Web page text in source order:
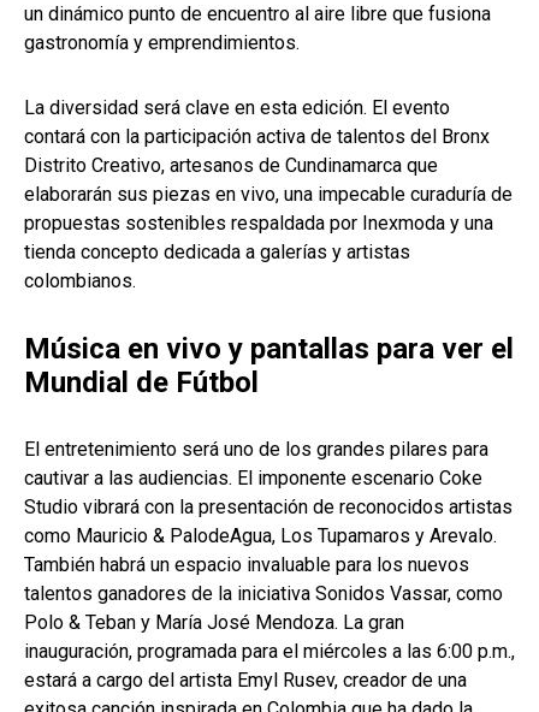
un dinámico punto de encuentro al aire libre que fusiona
gastronomía y emprendimientos.
La diversidad será clave en esta edición. El evento
contará con la participación activa de talentos del Bronx
Distrito Creativo, artesanos de Cundinamarca que
elaborarán sus piezas en vivo, una impecable curaduría de
propuestas sostenibles respaldada por Inexmoda y una
tienda concepto dedicada a galerías y artistas
colombianos.
Música en vivo y pantallas para ver el
Mundial de Fútbol
El entretenimiento será uno de los grandes pilares para
cautivar a las audiencias. El imponente escenario Coke
Studio vibrará con la presentación de reconocidos artistas
como Mauricio & PalodeAgua, Los Tupamaros y Arevalo.
También habrá un espacio invaluable para los nuevos
talentos ganadores de la iniciativa Sonidos Vassar, como
Polo & Teban y María José Mendoza. La gran
inauguración, programada para el miércoles a las 6:00 p.m.,
estará a cargo del artista Emyl Rusev, creador de una